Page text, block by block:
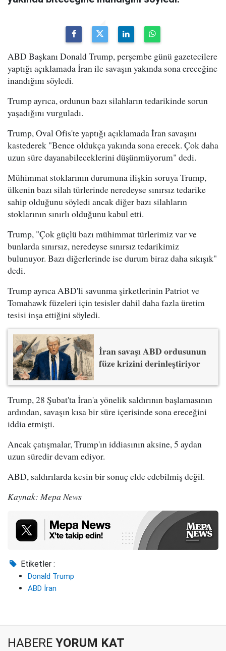
ABD Başkanı Donald Trump, perşembe günü gazetecilere
yaptığı açıklamada İran ile savaşın yakında sona ereceğine
inandığını söyledi.
Trump ayrıca, ordunun bazı silahların tedarikinde sorun
yaşadığını vurguladı.
Trump, Oval Ofis'te yaptığı açıklamada İran savaşını
kastederek "Bence oldukça yakında sona erecek. Çok daha
uzun süre dayanabileceklerini düşünmüyorum" dedi.
Mühimmat stoklarının durumuna ilişkin soruya Trump,
ülkenin bazı silah türlerinde neredeyse sınırsız tedarike
sahip olduğunu söyledi ancak diğer bazı silahların
stoklarının sınırlı olduğunu kabul etti.
Trump, "Çok güçlü bazı mühimmat türlerimiz var ve
bunlarda sınırsız, neredeyse sınırsız tedarikimiz
bulunuyor. Bazı diğerlerinde ise durum biraz daha sıkışık"
dedi.
Trump ayrıca ABD'li savunma şirketlerinin Patriot ve
Tomahawk füzeleri için tesisler dahil daha fazla üretim
tesisi inşa ettiğini söyledi.
İran savaşı ABD ordusunun
füze krizini derinleştiriyor
Trump, 28 Şubat'ta İran'a yönelik saldırının başlamasının
ardından, savaşın kısa bir süre içerisinde sona ereceğini
iddia etmişti.
Ancak çatışmalar, Trump'ın iddiasının aksine, 5 aydan
uzun süredir devam ediyor.
ABD, saldırılarda kesin bir sonuç elde edebilmiş değil.
Kaynak: Mepa News
Etiketler :
Donald Trump
ABD İran
HABERE YORUM KAT